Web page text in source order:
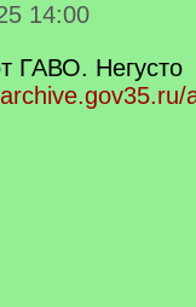
14:00
ГАВО. Негусто